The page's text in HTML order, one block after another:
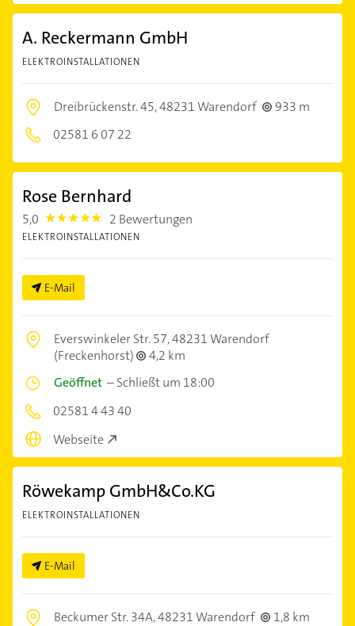
A. Reckermann GmbH
ELEKTROINSTALLATIONEN
Dreibrückenstr. 45,48231 Warendorf
933 m
02581 6 07 22
Rose Bernhard
5,0 5.0 2 Bewertungen
ELEKTROINSTALLATIONEN
E-Mail
Everswinkeler Str. 57,48231 Warendorf
(Freckenhorst)
4,2 km
Geöffnet –Schließt um 18:00
02581 4 43 40
Webseite
Röwekamp GmbH&Co.KG
ELEKTROINSTALLATIONEN
E-Mail
Beckumer Str. 34A,48231 Warendorf
1,8 km